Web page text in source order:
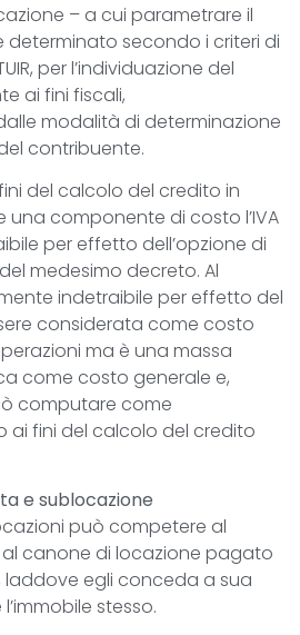
– a cui parametrare il
determinato secondo i criteri di
per l’individuazione del
ai fini fiscali,
modalità di determinazione
contribuente.
del calcolo del credito in
una componente di costo l’IVA
per effetto dell’opzione di
medesimo decreto. Al
indetraibile per effetto del
considerata come costo
ma è una massa
come costo generale e,
computare come
fini del calcolo del credito
e sublocazione
può competere al
canone di locazione pagato
egli conceda a sua
stesso.